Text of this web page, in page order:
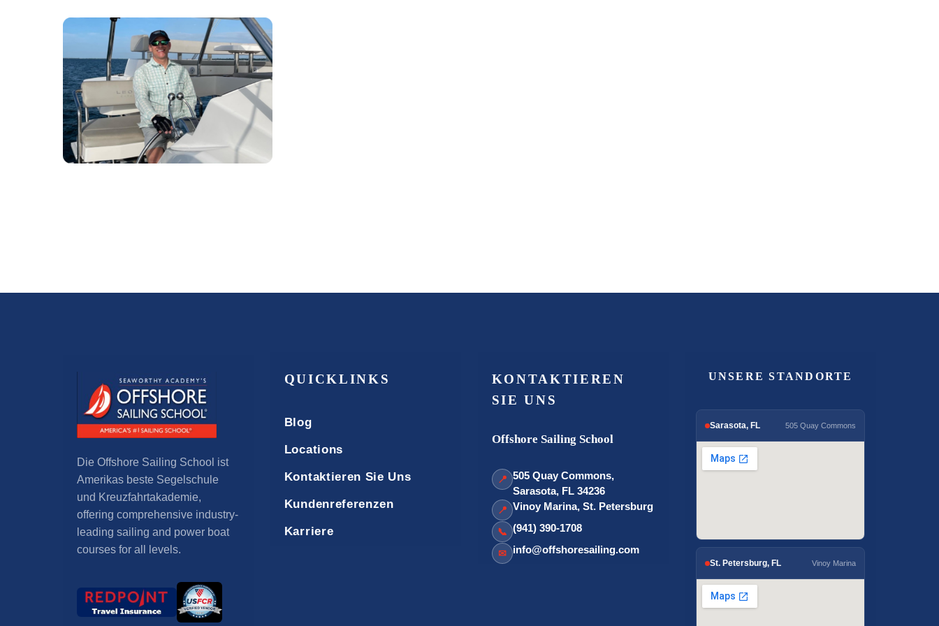
Die Offshore Sailing School ist
Amerikas beste Segelschule
und Kreuzfahrtakademie,
offering comprehensive industry-
leading sailing and power boat
courses for all levels.
QUICKLINKS
Blog
Locations
Kontaktieren Sie Uns
Kundenreferenzen
Karriere
KONTAKTIEREN
SIE UNS
Offshore Sailing School
📍 505 Quay Commons,
Sarasota, FL 34236
📍 Vinoy Marina, St. Petersburg
📞 (941) 390-1708
✉ info@offshoresailing.com
UNSERE STANDORTE
Sarasota, FL 505 Quay Commons
St. Petersburg, FL Vinoy Marina